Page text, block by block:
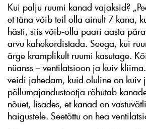
Kui palju ruumi kanad vajaksid?
et täna võib teil olla ainult 7 kana,
hästi, siis võib-olla paari aasta
arvu kahekordistada. Seega, kui
ärge kramplikult ruumi kasutage.
nüanss – ventilatsioon ja kuiv
veidi jahedam, kuid oluline on kuiv
põllumajandustootja rõhutab
nõuet, lisades, et kanad on
haigustele. Seetõttu on hea